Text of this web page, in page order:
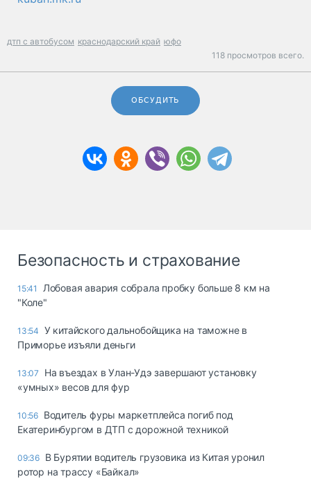
дтп с автобусом краснодарский край юфо
118 просмотров всего.
ОБСУДИТЬ
Безопасность и страхование
15:41
Лобовая авария собрала пробку больше 8 км на
"Коле"
13:54 У китайского дальнобойщика на таможне в
Приморье изъяли деньги
13:07
Ha въeздax в Улaн-Удэ зaвepшaют ycтaнoвкy
«yмныx» вecoв для фyp
10:56 Водитель фуры маркетплейса погиб под
Екатеринбургом в ДТП с дорожной техникой
09:36 В Бурятии водитель грузовика из Китая уронил
ротор на трассу «Байкал»